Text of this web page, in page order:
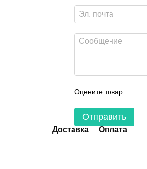
Оцените товар
Отправить
Доставка Оплата